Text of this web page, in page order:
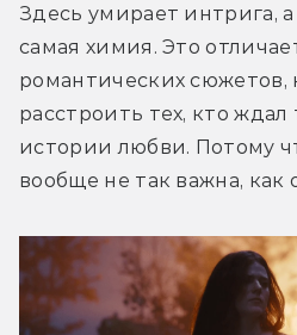
Здесь умирает интрига,
самая химия. Это
романтических сюжетов,
расстроить тех, кто
истории любви. Потому
вообще не так важна, как